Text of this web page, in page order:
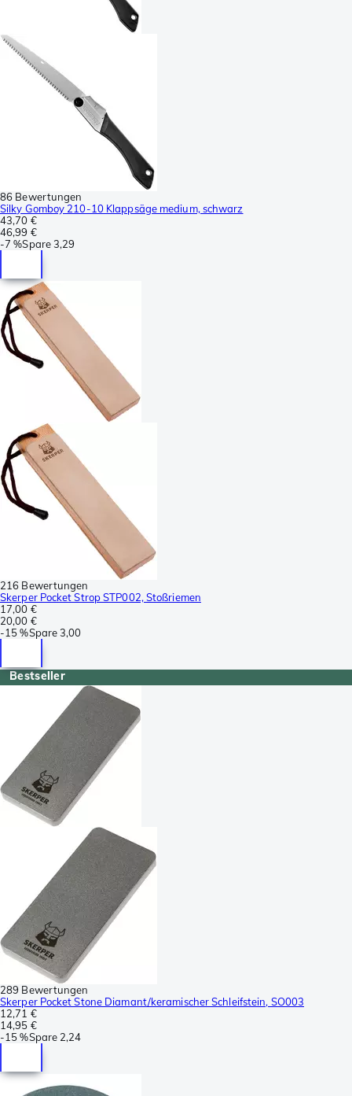
86 Bewertungen
Silky Gomboy 210-10 Klappsäge medium, schwarz
43,70 €
46,99 €
-7 %Spare3,29
216 Bewertungen
Skerper Pocket Strop STP002, Stoßriemen
17,00 €
20,00 €
-15 %Spare3,00
Bestseller
289 Bewertungen
Skerper Pocket Stone Diamant/keramischer Schleifstein, SO003
12,71 €
14,95 €
-15 %Spare 2,24